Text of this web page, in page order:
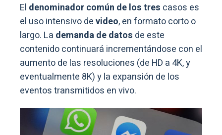
El denominador común de los tres casos es
el uso intensivo devideo, en formato corto o
largo. La demanda de datos de este
contenido continuará incrementándose con el
aumento de las resoluciones (de HD a 4K, y
eventualmente 8K) y la expansión de los
eventos transmitidos en vivo.